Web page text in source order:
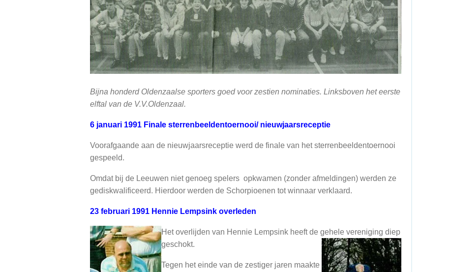
Bijna honderd Oldenzaalse sporters goed voor zestien nominaties. Linksboven het eerste
elftal van de V.V.Oldenzaal.
6 januari 1991 Finale sterrenbeeldentoernooi/ nieuwjaarsreceptie
Voorafgaande aan de nieuwjaarsreceptie werd de finale van het sterrenbeeldentoernooi
gespeeld.
Omdat bij de Leeuwen niet genoeg spelers opkwamen (zonder afmeldingen) werden ze
gediskwalificeerd. Hierdoor werden de Schorpioenen tot winnaar verklaard.
23 februari 1991 Hennie Lempsink overleden
Het overlijden van Hennie Lempsink heeft de gehele vereniging diep
geschokt.
Tegen het einde van de zestiger jaren maakte